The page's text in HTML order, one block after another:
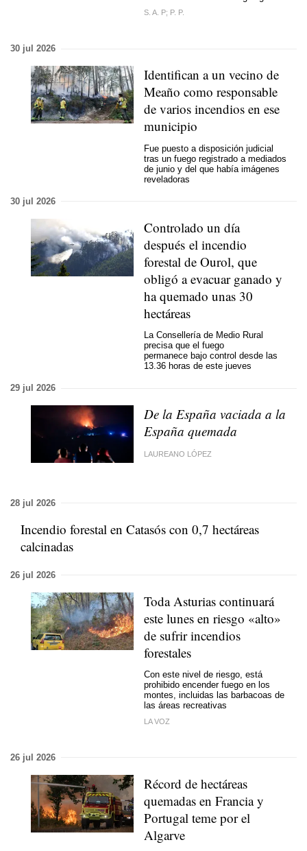
S. A. P; P. P.
30 jul 2026
Identifican a un vecino de
Meaño como responsable
de varios incendios en ese
municipio
Fue puesto a disposición judicial
tras un fuego registrado a mediados
de junio y del que había imágenes
reveladoras
30 jul 2026
Controlado un día
después el incendio
forestal de Ourol, que
obligó a evacuar ganado y
ha quemado unas 30
hectáreas
La Consellería de Medio Rural
precisa que el fuego
permanece bajo control desde las
13.36 horas de este jueves
29 jul 2026
De la España vaciada a la
España quemada
LAUREANO LÓPEZ
28 jul 2026
Incendio forestal en Catasós con 0,7 hectáreas
calcinadas
26 jul 2026
Toda Asturias continuará
este lunes en riesgo «alto»
de sufrir incendios
forestales
Con este nivel de riesgo, está
prohibido encender fuego en los
montes, incluidas las barbacoas de
las áreas recreativas
LA VOZ
26 jul 2026
Récord de hectáreas
quemadas en Francia y
Portugal teme por el
Algarve